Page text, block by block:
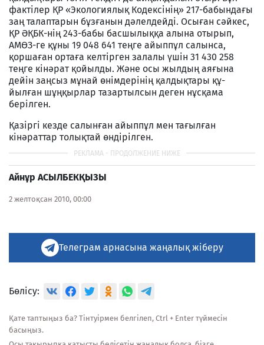
фактілер ҚР «Экологиялық Кодексінің» 217-бабындағы
заң талаптарын бұзғанын дәлелдейді. Осыған сәйкес,
ҚР ӘҚБК-нің 243-бабы басшылыққа алына отырып,
АМӨЗ-ге құны 19 048 641 теңге айыппұл салынса,
қоршаған ортаға келтірген залалы үшін 31 430 258
теңге кінәрат қойылды. Және осы жылдың аяғына
дейін заңсыз мұнай өнімдерінің қалдықтары құ-
йылған шұңқырлар тазартылсын деген нұсқама
берілген.
Қазіргі кезде салынған айыппұл мен тағылған
кінәраттар толықтай өндірілген.
Айнұр АСЫЛБЕКҚЫЗЫ
2 желтоқсан 2010, 00:00
Телеграм арнасына жаңалық жіберу
Бөлісу:
Қате таптыңыз ба? Тінтуірмен белгілеп, Ctrl + Enter түймесін
басыңыз.